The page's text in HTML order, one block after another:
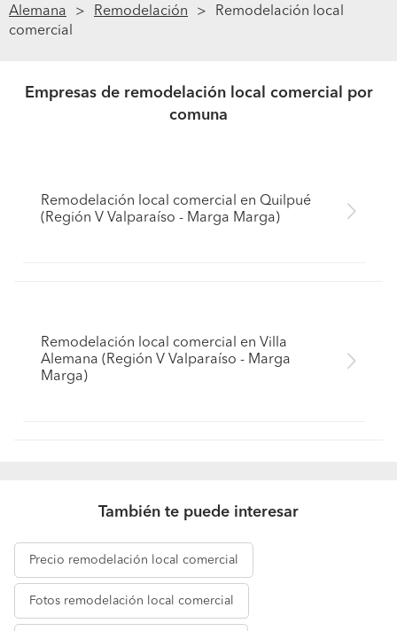
Alemana
Remodelación
Remodelación local
comercial
Empresas de remodelación local comercial por
comuna
Remodelación local comercial en Quilpué
(Región V Valparaíso - Marga Marga)
Remodelación local comercial en Villa
Alemana (Región V Valparaíso - Marga
Marga)
También te puede interesar
Precio remodelación local comercial
Fotos remodelación local comercial